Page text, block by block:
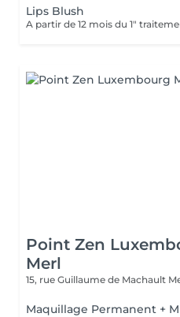
Lips Blush
Point Zen
Merl
15, rue Guillaume de Machault
Maquillage Permanent +